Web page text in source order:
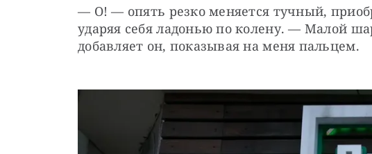
— О! — опять резко меняется тучный,
ударяя себя ладонью по колену. — Малой
добавляет он, показывая на меня пальцем.